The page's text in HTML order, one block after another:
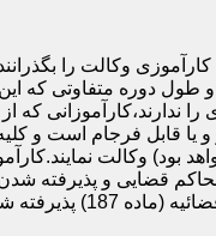
دادگستری یا مرکز وکلا و مشاوران حقوقی قوه قضائیه
دوره متفاوتی که این
که از
یا قابل فرجام است و
بود) وکالت
قضایی و پذیرفته
پایان دوره (اختبار) می توانند پروانه